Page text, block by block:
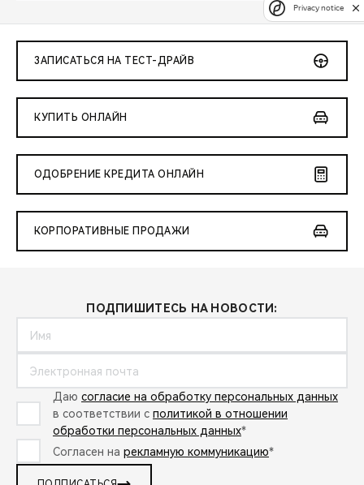
ЗАПИСАТЬСЯ НА ТЕСТ-ДРАЙВ
КУПИТЬ ОНЛАЙН
ОДОБРЕНИЕ КРЕДИТА ОНЛАЙН
КОРПОРАТИВНЫЕ ПРОДАЖИ
ПОДПИШИТЕСЬ НА НОВОСТИ:
Даю согласие на обработку персональных данных
в соответствии с политикой в отношении
обработки персональных данных*
Согласен на рекламную коммуникацию*
Privacy notice